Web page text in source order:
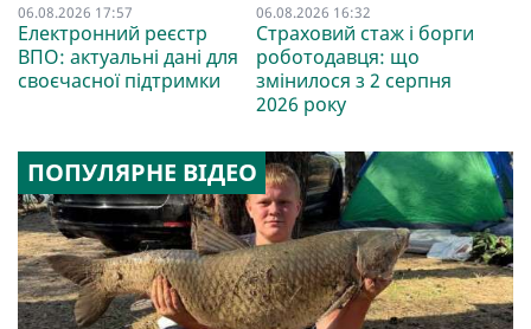
06.08.2026 17:57
Електронний реєстр
ВПО: актуальні дані для
своєчасної підтримки
06.08.2026 16:32
Страховий стаж і борги
роботодавця: що
змінилося з 2 серпня
2026 року
ПОПУЛЯРНЕ ВІДЕО